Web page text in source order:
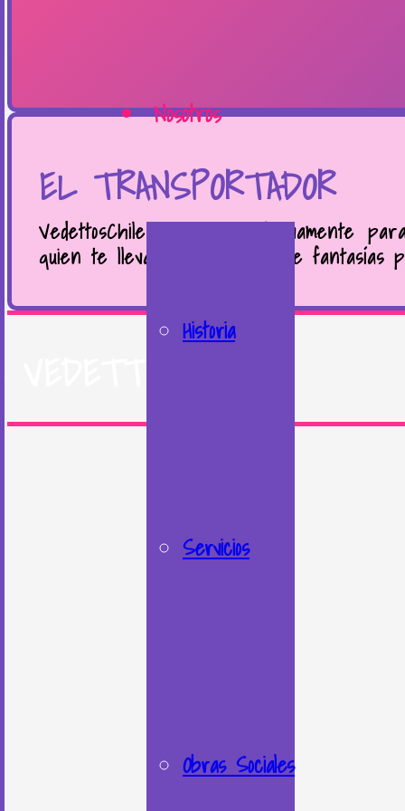
Nosotros
Historia
Servicios
Obras Sociales
EL TRANSPORTADOR
VedettosChile te trae exclusivamente
quien te llevará a un mundo de fantasías